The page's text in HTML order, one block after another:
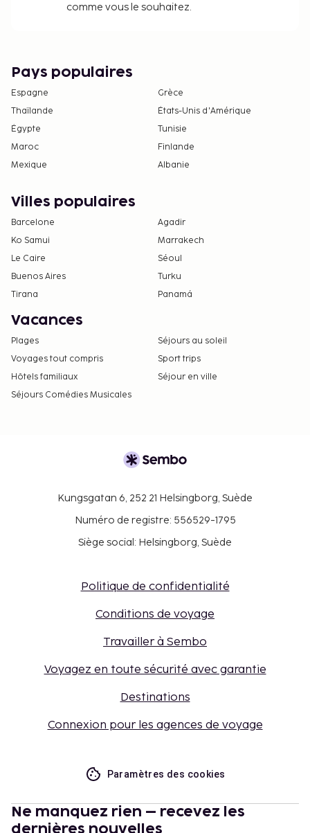
comme vous le souhaitez.
Pays populaires
Espagne
Grèce
Thaïlande
États-Unis d'Amérique
Égypte
Tunisie
Maroc
Finlande
Mexique
Albanie
Villes populaires
Barcelone
Agadir
Ko Samui
Marrakech
Le Caire
Séoul
Buenos Aires
Turku
Tirana
Panamá
Vacances
Plages
Séjours au soleil
Voyages tout compris
Sport trips
Hôtels familiaux
Séjour en ville
Séjours Comédies Musicales
Kungsgatan 6, 252 21 Helsingborg, Suède
Numéro de registre: 556529-1795
Siège social: Helsingborg, Suède
Politique de confidentialité
Conditions de voyage
Travailler à Sembo
Voyagez en toute sécurité avec garantie
Destinations
Connexion pour les agences de voyage
Paramètres des cookies
Ne manquez rien – recevez les
dernières nouvelles